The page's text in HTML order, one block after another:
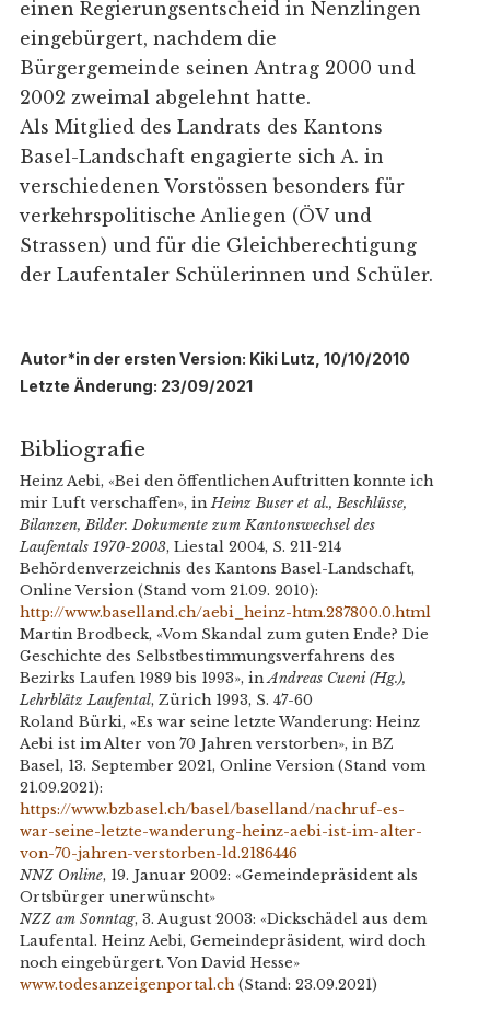
einen Regierungsentscheid in Nenzlingen
eingebürgert, nachdem die
Bürgergemeinde seinen Antrag 2000 und
2002 zweimal abgelehnt hatte.
Als Mitglied des Landrats des Kantons
Basel-Landschaft engagierte sich A. in
verschiedenen Vorstössen besonders für
verkehrspolitische Anliegen (ÖV und
Strassen) und für die Gleichberechtigung
der Laufentaler Schülerinnen und Schüler.
Autor*in der ersten Version: Kiki Lutz, 10/10/2010
Letzte Änderung: 23/09/2021
Bibliografie
Heinz Aebi, «Bei den öffentlichen Auftritten konnte ich
mir Luft verschaffen», in Heinz Buser et al., Beschlüsse,
Bilanzen, Bilder. Dokumente zum Kantonswechsel des
Laufentals 1970-2003, Liestal 2004, S. 211-214
Behördenverzeichnis des Kantons Basel-Landschaft,
Online Version (Stand vom 21.09. 2010):
http://www.baselland.ch/aebi_heinz-htm.287800.0.html
Martin Brodbeck, «Vom Skandal zum guten Ende? Die
Geschichte des Selbstbestimmungsverfahrens des
Bezirks Laufen 1989 bis 1993», in Andreas Cueni (Hg.),
Lehrblätz Laufental, Zürich 1993, S. 47-60
Roland Bürki, «Es war seine letzte Wanderung: Heinz
Aebi ist im Alter von 70 Jahren verstorben», in BZ
Basel, 13. September 2021, Online Version (Stand vom
21.09.2021):
https://www.bzbasel.ch/basel/baselland/nachruf-es-
war-seine-letzte-wanderung-heinz-aebi-ist-im-alter-
von-70-jahren-verstorben-ld.2186446
NNZ Online, 19. Januar 2002: «Gemeindepräsident als
Ortsbürger unerwünscht»
NZZ am Sonntag, 3. August 2003: «Dickschädel aus dem
Laufental. Heinz Aebi, Gemeindepräsident, wird doch
noch eingebürgert. Von David Hesse»
www.todesanzeigenportal.ch(Stand: 23.09.2021)